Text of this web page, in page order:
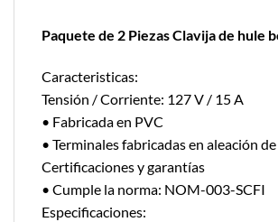
Paquete de 2 Piezas Clavija de hule
Caracteristicas:
Tensión / Corriente: 127 V / 15 A
• Fabricada en PVC
• Terminales fabricadas en aleación
Certificaciones y garantías
• Cumple la norma: NOM-003-SCFI
Especificaciones: